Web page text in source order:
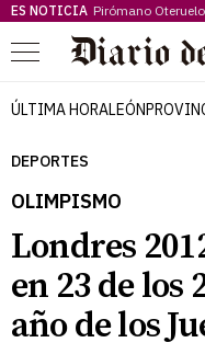
ES NOTICIA Pirómano Oteruelo
Menú
ÚLTIMA HORALEÓN
DEPORTES
OLIMPISMO
Londres
en 23 de los
año de los